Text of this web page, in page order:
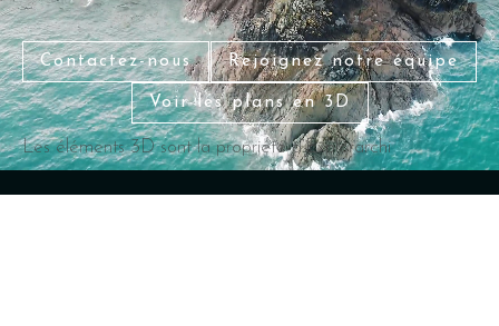
Contactez-nous Rejoignez notre équipe
Voir les plans en 3D
Les éléments 3D sont la propriété d’Explorarchi